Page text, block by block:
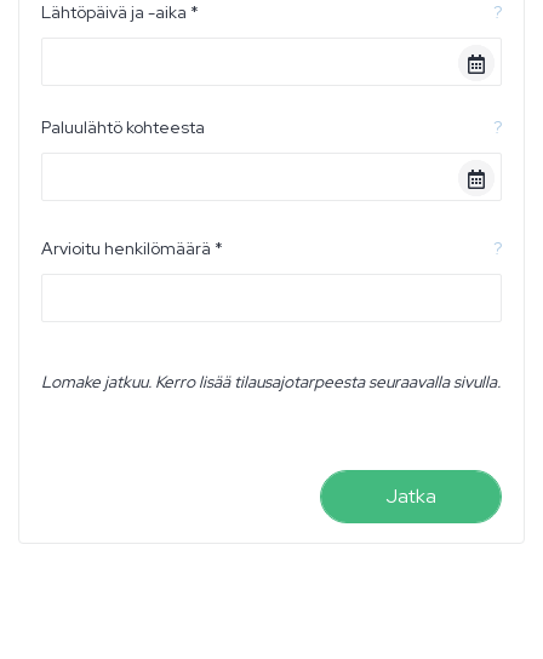
Lähtöpäivä ja -aika * ?
Paluulähtö kohteesta ?
Arvioitu henkilömäärä * ?
Lomake jatkuu. Kerro lisää tilausajotarpeesta seuraavalla sivulla.
Jatka